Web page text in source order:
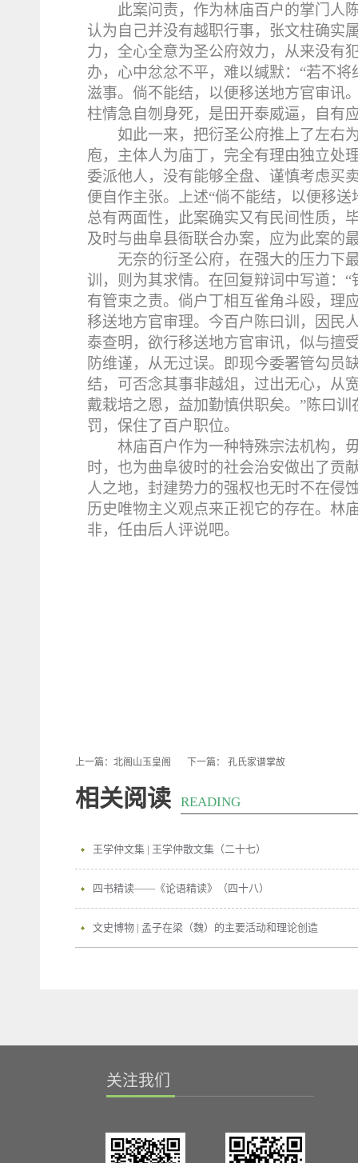
此案问责，作为林庙百户的掌门人
认为自己并没有越职行事，张文柱确实
力，全心全意为圣公府效力，从来没有
办，心中忿忿不平，难以缄默：“若不
滋事。倘不能结，以便移送地方官审讯
柱情急自刎身死，是田开泰威逼，自有
如此一来，把衍圣公府推上了左右
庖，主体人为庙丁，完全有理由独立处
委派他人，没有能够全盘、谨慎考虑买
便自作主张。上述“倘不能结，以便移
总有两面性，此案确实又有民间性质，
及时与曲阜县衙联合办案，应为此案的
无奈的衍圣公府，在强大的压力下
训，则为其求情。在回复辩词中写道：
有管束之责。倘户丁相互雀角斗殴，理
移送地方官审理。今百户陈曰训，因民
泰查明，欲行移送地方官审讯，似与擅
防维谨，从无过误。即现今委署管勾员
结，可否念其事非越俎，过出无心，从
戴栽培之恩，益加勤慎供职矣。”陈曰
罚，保住了百户职位。
林庙百户作为一种特殊宗法机构，
时，也为曲阜彼时的社会治安做出了贡
人之地，封建势力的强权也无时不在侵
历史唯物主义观点来正视它的存在。林
非，任由后人评说吧。
上一篇： 北阁山玉皇阁 下一篇： 孔氏家谱掌故
相关阅读 READING
王学仲文集 | 王学仲散文集（二十七）
四书精读——《论语精读》（四十八）
文史博物 | 孟子在梁（魏）的主要活动和理论创造
关注我们